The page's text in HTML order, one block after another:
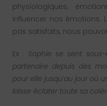
physiologiques,
influencer nos émotions.
pas satisfaits, nous
Ex : Sophie se sent
partenaire depuis des
pour elle jusqu’au jour où
laisse éclater toute sa